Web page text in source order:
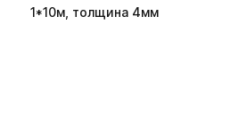
1*10м, толщина 4мм